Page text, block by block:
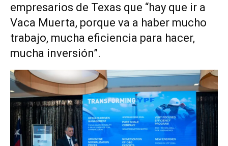
empresarios de Texas que “hay que ir a
Vaca Muerta, porque va a haber mucho
trabajo, mucha eficiencia para hacer,
mucha inversión”.